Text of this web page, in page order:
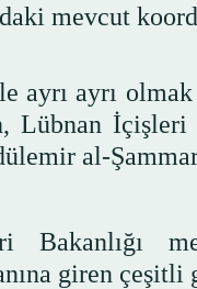
mevcut
ayrı ayrı
Lübnan
al-
Bakanlığı
giren